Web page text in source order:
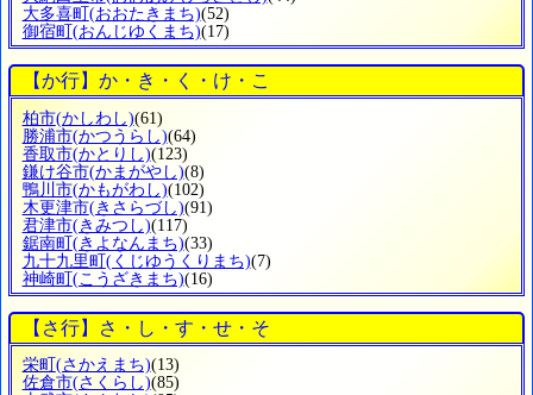
大多喜町 (おおたきまち)(52)
御宿町 (おんじゆくまち)(17)
【か行】か・き・く・け・こ
柏市(かしわし)(61)
勝浦市(かつうらし)(64)
香取市(かとりし)(123)
鎌け谷市(かまがやし)(8)
鴨川市(かもがわし)(102)
木更津市(きさらづし)(91)
君津市(きみつし)(117)
鋸南町(きよなんまち)(33)
九十九里町(くじゆうくりまち)(7)
神崎町(こうざきまち)(16)
【さ行】さ・し・す・せ・そ
栄町 (さかえまち)(13)
佐倉市(さくらし)(85)